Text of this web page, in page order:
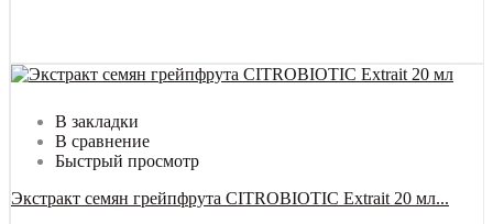
В закладки
В сравнение
Быстрый просмотр
Экстракт семян грейпфрута CITROBIOTIC Extrait 20 мл...